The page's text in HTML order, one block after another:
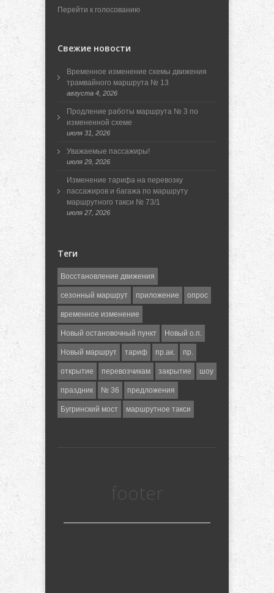
Перейти к голосованию
Свежие новости
Временное изменение схемы движения
трамвайного маршрута № 13
августа 4, 2026
Продление работы маршрута № 3 по
измененной схеме
июля 31, 2026
Уважаемые пассажиры!
июля 29, 2026
Изменение тарифа на перевозку
пассажиров и багажа по маршруту
маршрутного такси № 73/1
июля 27, 2026
Теги
Восстановление движения
сезонный маршрут приложение опрос
временное изменение
Новый остановочный пункт Новый о.п.
Новый маршрут тариф пр.ак. пр.
открытие перевозчикам закрытие шоу
праздник № 36 предложения
Бугринский мост маршрутное такси
footer